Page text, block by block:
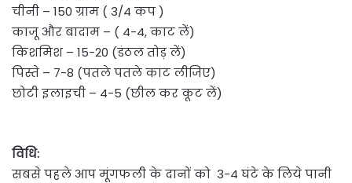
चीनी – 150 ग्राम ( 3/4 कप )
काजू और बादाम – ( 4-4, काट लें)
किशमिश – 15-20 (डंठल तोड़ लें)
पिस्ते – 7-8 (पतले पतले काट लीजिए)
छोटी इलाइची – 4-5 (छील कर कूट लें)
विधि:
सबसे पहले आप मूंगफली के दानों को 3-4 घंटे के लिये पानी